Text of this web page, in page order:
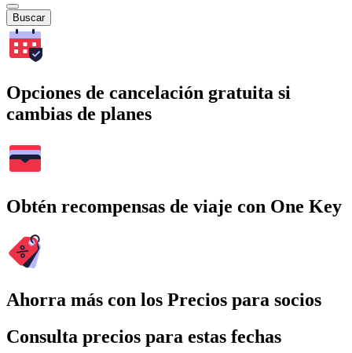
Buscar
Opciones de cancelación gratuita si
cambias de planes
Obtén recompensas de viaje con One Key
Ahorra más con los Precios para socios
Consulta precios para estas fechas